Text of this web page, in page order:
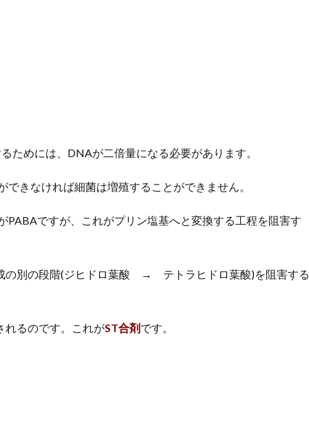
ためには、DNAが二倍量になる必要があります。
きなければ細菌は増殖することができません。
PABAですが、これがプリン塩基へと変換する工程を阻害す
の別の段階(ジヒドロ葉酸 → テトラヒドロ葉酸)を阻害する
れるのです。これがST合剤です。